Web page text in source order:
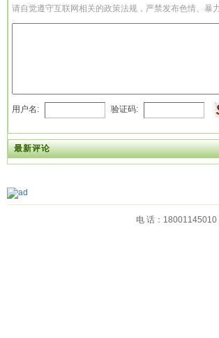
请自觉遵守互联网相关的政策法规，严禁发布色情、暴
用户名: 验证码:
最新评论
电 话：